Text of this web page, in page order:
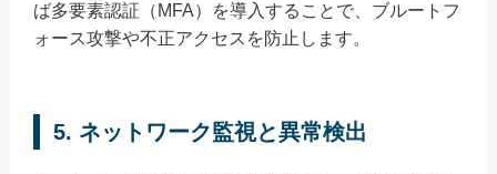
ば多要素認証（MFA）を導入することで、ブルートフ
ォース攻撃や不正アクセスを防止します。
5. ネットワーク監視と異常検出